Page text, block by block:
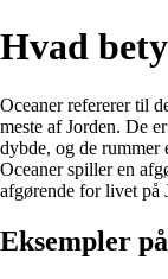
Hvad
Oceaner refererer til
meste af Jorden. De
dybde, og de rummer
Oceaner spiller en
afgørende for livet på
Eksempler